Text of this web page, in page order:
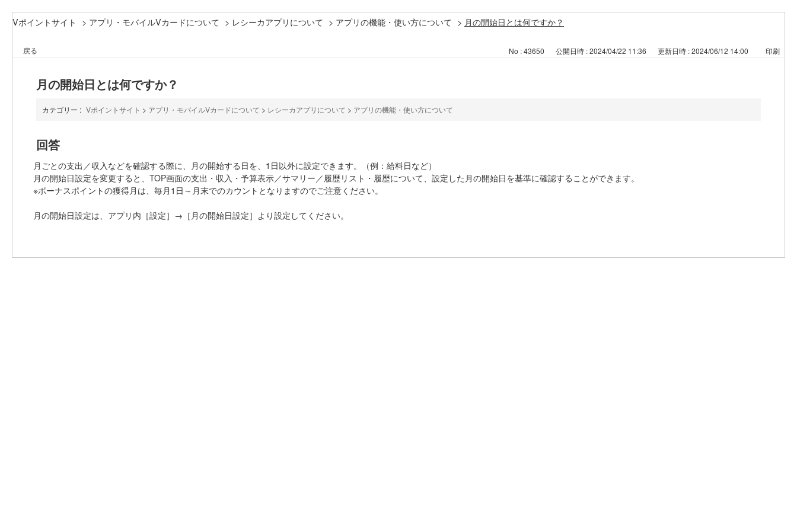
Vポイントサイト > アプリ・モバイルVカードについて > レシーカアプリについて > アプリの機能・使い方について > 月の開始日とは何ですか？
戻る No : 43650 公開日時 : 2024/04/22 11:36 更新日時 : 2024/06/12 14:00 印刷
月の開始日とは何ですか？
カテゴリー : Vポイントサイト > アプリ・モバイルVカードについて > レシーカアプリについて > アプリの機能・使い方について
回答
月ごとの支出／収入などを確認する際に、月の開始する日を、1日以外に設定できます。（例：給料日など）
月の開始日設定を変更すると、TOP画面の支出・収入・予算表示／サマリー／履歴リスト・履歴について、設定した月の開始日を基準に確認することができます。
※ボーナスポイントの獲得月は、毎月1日～月末でのカウントとなりますのでご注意ください。
月の開始日設定は、アプリ内［設定］→［月の開始日設定］より設定してください。